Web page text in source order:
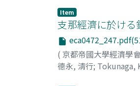
Item
支那經濟に於ける
( 京都帝國大學經濟學
德永, 淸行; Tokunaga,